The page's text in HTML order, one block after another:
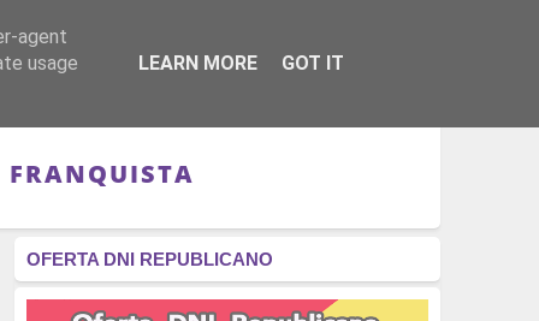
RÉGIMEN - MONARQUÍA
FRANQUISTA
OFERTA DNI REPUBLICANO
agent
usage
LEARN MORE GOT IT